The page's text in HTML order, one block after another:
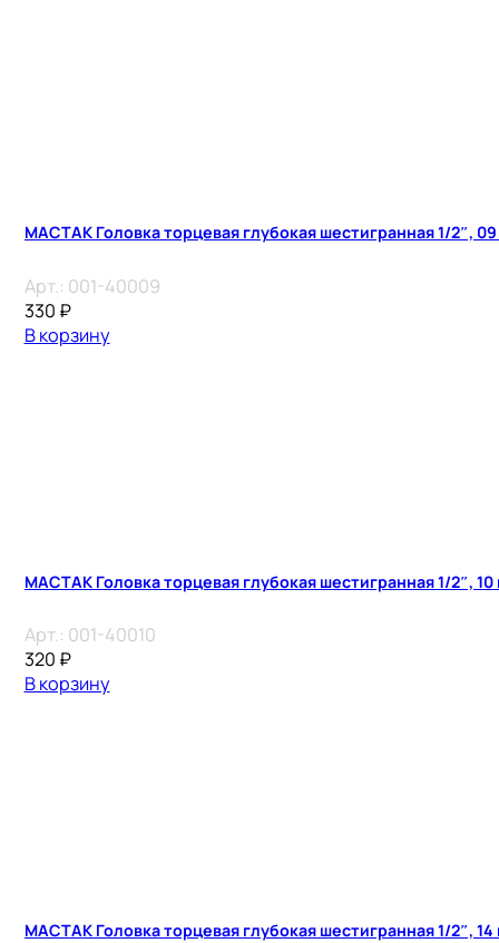
МАСТАК Головка торцевая глубокая шестигранная 1/2″,
Арт.: 001-40009
330 ₽
В корзину
МАСТАК Головка торцевая глубокая шестигранная 1/2″, 10
Арт.: 001-40010
320 ₽
В корзину
МАСТАК Головка торцевая глубокая шестигранная 1/2″, 14